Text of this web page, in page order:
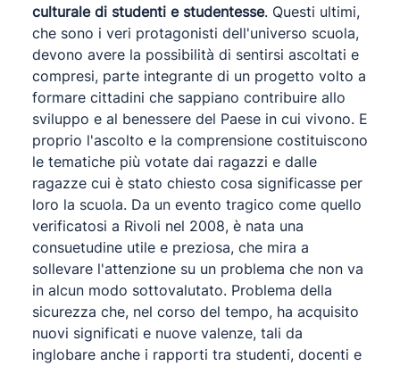
culturale di studenti e studentesse. Questi ultimi,
che sono i veri protagonisti dell'universo scuola,
devono avere la possibilità di sentirsi ascoltati e
compresi, parte integrante di un progetto volto a
formare cittadini che sappiano contribuire allo
sviluppo e al benessere del Paese in cui vivono. E
proprio l'ascolto e la comprensione costituiscono
le tematiche più votate dai ragazzi e dalle
ragazze cui è stato chiesto cosa significasse per
loro la scuola. Da un evento tragico come quello
verificatosi a Rivoli nel 2008, è nata una
consuetudine utile e preziosa, che mira a
sollevare l'attenzione su un problema che non va
in alcun modo sottovalutato. Problema della
sicurezza che, nel corso del tempo, ha acquisito
nuovi significati e nuove valenze, tali da
inglobare anche i rapporti tra studenti, docenti e